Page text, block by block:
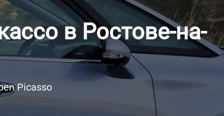
в Ростове-на-
Picasso